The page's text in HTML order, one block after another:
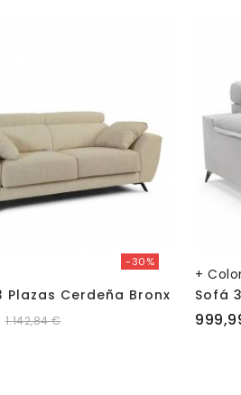
-30%
Plazas Cerdeña Bronx
1.142,84 €
+
Sofá